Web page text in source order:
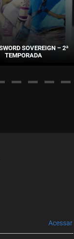
SOVEREIGN – 2ª
TEMPORADA
Acessar